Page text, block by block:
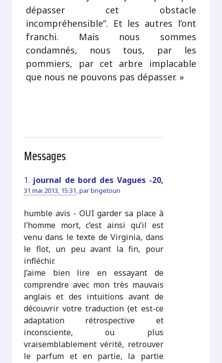
dépasser cet obstacle
incompréhensible”. Et les autres l’ont
franchi. Mais nous sommes
condamnés, nous tous, par les
pommiers, par cet arbre implacable
que nous ne pouvons pas dépasser. »
Messages
1. journal de bord des Vagues -20,
31 mai 2013, 15:31,parbrigetoun
humble avis - OUI garder sa place à
l’homme mort, c’est ainsi qu’il est
venu dans le texte de Virginia, dans
le flot, un peu avant la fin, pour
infléchir.
J’aime bien lire en essayant de
comprendre avec mon très mauvais
anglais et des intuitions avant de
découvrir votre traduction (et est-ce
adaptation rétrospective et
inconsciente, ou plus
vraisemblablement vérité, retrouver
le parfum et en partie, la partie